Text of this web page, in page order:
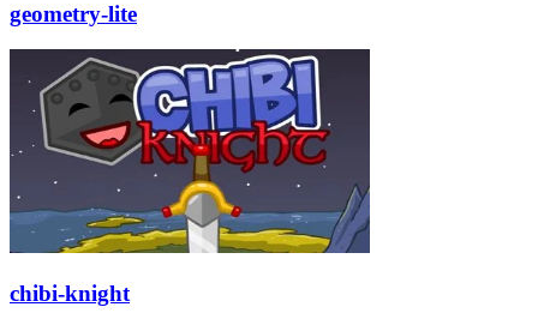
geometry-lite
chibi-knight